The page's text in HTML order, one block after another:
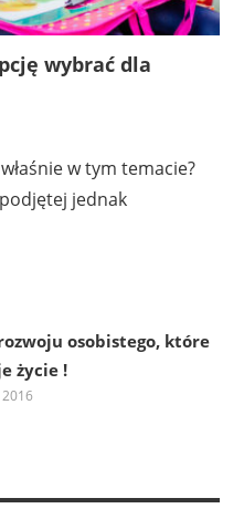
wybrać dla
w tym temacie?
podjętej jednak
osobistego, które
życie !